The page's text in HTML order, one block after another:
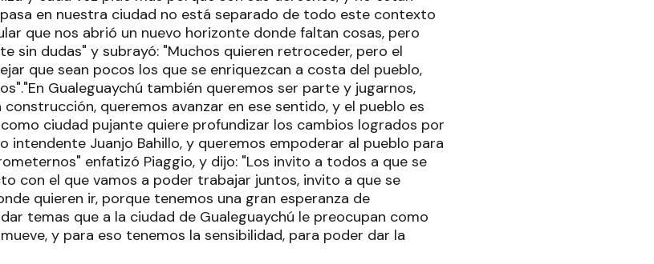
en nuestra ciudad no está separado de todo este contexto
que nos abrió un nuevo horizonte donde faltan cosas, pero
sin dudas" y subrayó: "Muchos quieren retroceder, pero el
que sean pocos los que se enriquezcan a costa del pueblo,
Gualeguaychú también queremos ser parte y jugarnos,
queremos avanzar en ese sentido, y el pueblo es
ciudad pujante quiere profundizar los cambios logrados por
intendente Juanjo Bahillo, y queremos empoderar al pueblo para
enfatizó Piaggio, y dijo: "Los invito a todos a que se
con el que vamos a poder trabajar juntos, invito a que se
quieren ir, porque tenemos una gran esperanza de
temas que a la ciudad de Gualeguaychú le preocupan como
y para eso tenemos la sensibilidad, para poder dar la